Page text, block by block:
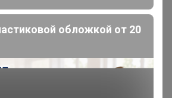
Реклама
обложкой от 20